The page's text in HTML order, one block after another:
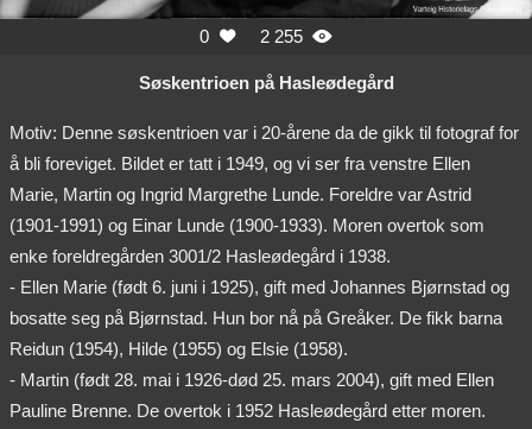
0  2 255 
Søskentrioen på Hasleødegård
Motiv: Denne søskentrioen var i 20-årene da de gikk til fotograf for
å bli foreviget. Bildet er tatt i 1949, og vi ser fra venstre Ellen
Marie, Martin og Ingrid Margrethe Lunde. Foreldre var Astrid
(1901-1991) og Einar Lunde (1900-1933). Moren overtok som
enke foreldregården 3001/2 Hasleødegård i 1938.
- Ellen Marie (født 6. juni i 1925), gift med Johannes Bjørnstad og
bosatte seg på Bjørnstad. Hun bor nå på Greåker. De fikk barna
Reidun (1954), Hilde (1955) og Elsie (1958).
- Martin (født 28. mai i 1926-død 25. mars 2004), gift med Ellen
Pauline Brenne. De overtok i 1952 Hasleødegård etter moren.